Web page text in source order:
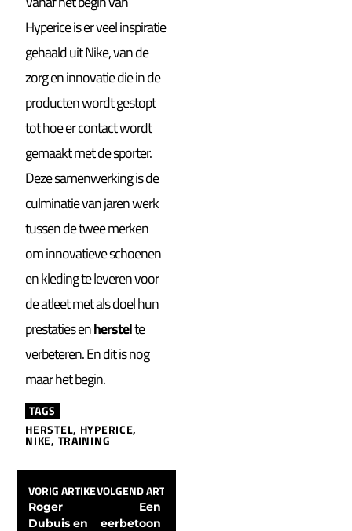
Hyperice is er veel inspiratie
gehaald uit Nike, van de
zorg en innovatie die in de
producten wordt gestopt
tot hoe er contact wordt
gemaakt met de sporter.
Deze samenwerking is de
culminatie van jaren werk
tussen de twee merken
om innovatieve schoenen
en kleding te leveren voor
de atleet met als doel hun
prestaties enherstelte
verbeteren. En dit is nog
maar het begin.
TAGS
HERSTEL, HYPERICE,
NIKE, TRAINING
VORIG ARTIKEL
Roger
Dubuis en
VOLGEND ARTIKEL
Een
eerbetoon